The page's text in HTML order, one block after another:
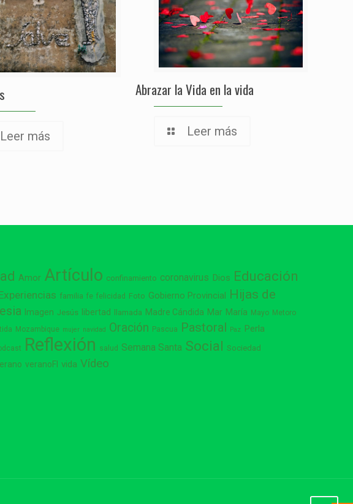
Leer más
Abrazar la Vida en la vida
Leer más
Amor Artículo confinamiento coronavirus Dios Educación
familia fe felicidad Foto Gobierno Provincial
Hijas de
Imagen Jesús libertad llamada Madre Cándida Mar María Mayo Metoro
Mozambique mujer navidad Oración Pascua Pastoral Paz Perla
Reflexión salud Semana Santa Social Sociedad
veranoFI vida Vídeo